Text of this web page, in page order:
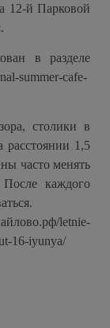
12-й Парковой
в разделе
summer-cafe-
столики в
расстоянии 1,5
часто менять
каждого
letnie-
16-iyunya/